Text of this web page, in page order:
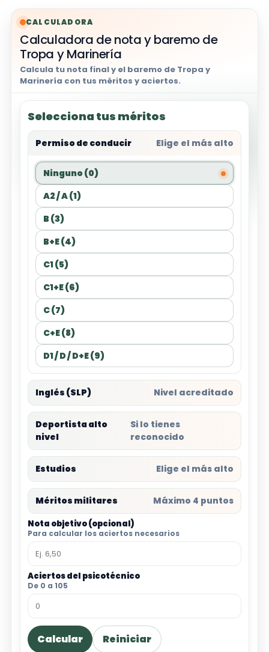
CALCULADORA
Calculadora de nota y baremo de
Tropa y Marinería
Calcula tu nota final y el baremo de Tropa y
Marinería con tus méritos y aciertos.
Selecciona tus méritos
Permiso de conducir Elige el más alto
Ninguno (0)
A2 / A (1)
B (3)
B+E (4)
C1 (5)
C1+E (6)
C (7)
C+E (8)
D1 / D / D+E (9)
Inglés (SLP) Nivel acreditado
Deportista alto
nivel
Si lo tienes
reconocido
Estudios Elige el más alto
Méritos militares Máximo 4 puntos
Nota objetivo (opcional)
Para calcular los aciertos necesarios
Aciertos del psicotécnico
De 0 a 105
Calcular Reiniciar